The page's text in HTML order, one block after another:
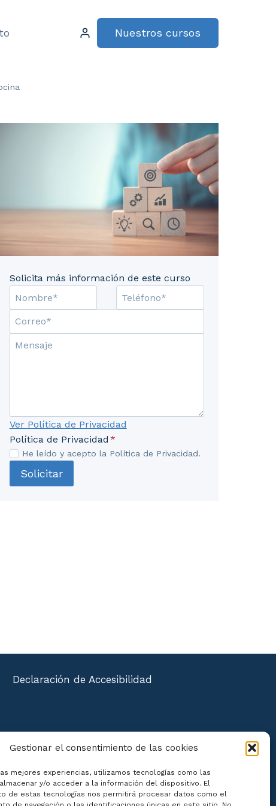
Gestionar el consentimiento de las cookies
mejores experiencias, utilizamos tecnologías como las
y/o acceder a la información del dispositivo. El
de estas tecnologías nos permitirá procesar datos como el
Nuestros cursos
Solicita más información de este curso
Ver Política de Privacidad
Política de Privacidad *
He leído y acepto la Política de Privacidad.
Solicitar
Declaración de Accesibilidad